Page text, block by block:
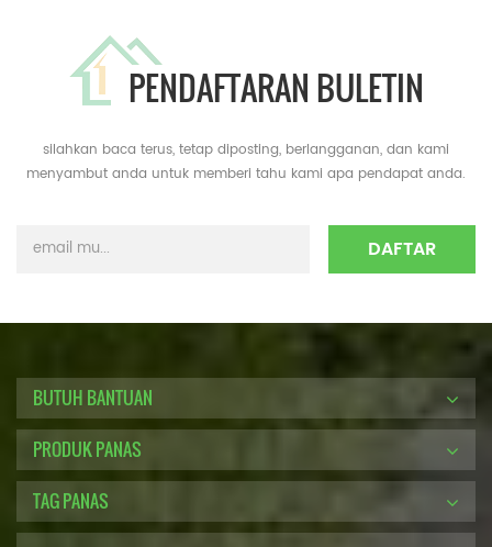
PENDAFTARAN BULETIN
silahkan baca terus, tetap diposting, berlangganan, dan kami
menyambut anda untuk memberi tahu kami apa pendapat anda.
BUTUH BANTUAN
PRODUK PANAS
TAG PANAS